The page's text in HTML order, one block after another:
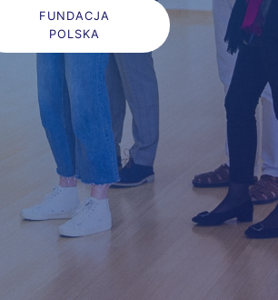
FUNDACJA
POLSKA